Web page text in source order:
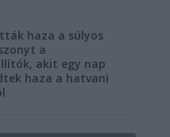
haza a súlyos
a
akit egy nap
haza a hatvani